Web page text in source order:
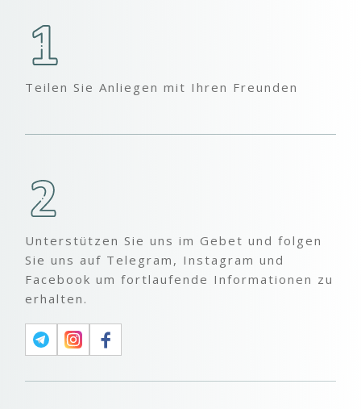
Teilen Sie Anliegen mit Ihren Freunden
Unterstützen Sie uns im Gebet und folgen
Sie uns auf Telegram, Instagram und
Facebook um fortlaufende Informationen zu
erhalten.